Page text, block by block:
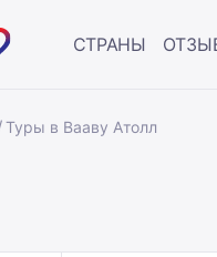
СТРАНЫ
Туры в Вааву Атолл